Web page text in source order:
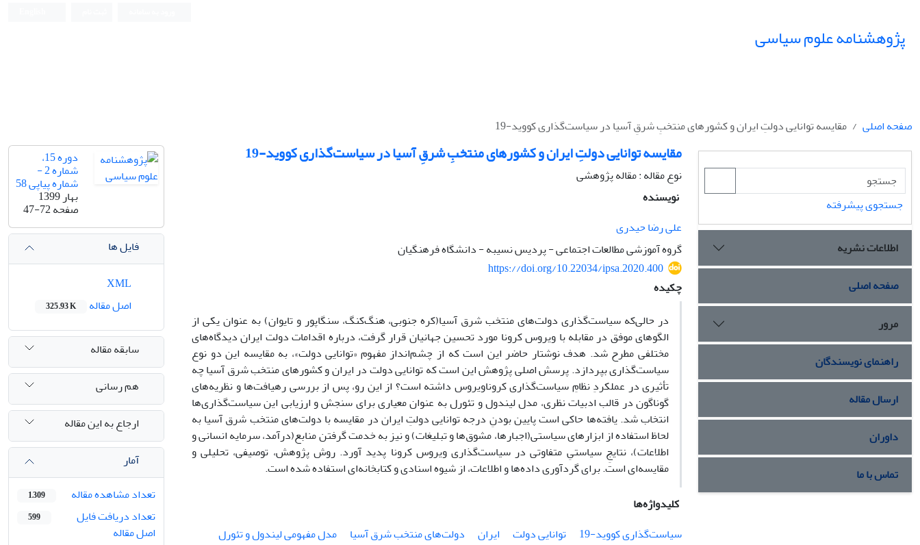
پژوهشنامه علوم سیاسی
صفحه اصلی مقایسه توانایی دولتِ ایران و کشور‌های منتخبِ شرقِ آسیا در سیاست‌گذاری کووید-19
مقایسه توانایی دولتِ ایران و کشور‌های منتخبِ شرقِ آسیا در سیاست‌گذاری کووید-19
نوع مقاله : مقاله پژوهشی
نویسنده
علی رضا حیدری
گروه آموزشی مطالعات اجتماعی - پردیس نسیبه - دانشگاه فرهنگیان
https://doi.org/10.22034/ipsa.2020.400
چکیده
در حالی‌که سیاست‌گذاری دولت‌های منتخب شرق آسیا(کره جنوبی، هنگ‌کنگ، سنگاپور و تایوان) به عنوان یکی از
الگوهای موفق در مقابله با ویروس کرونا مورد تحسین جهانیان قرار گرفت، درباره اقدامات دولت ایران دیدگاه‌های
مختلفی مطرح شد. هدف نوشتار حاضر این است که از چشم‌انداز مفهوم «توانایی دولت»، به مقایسه این دو نوع
سیاست‌گذاری بپردازد. پرسش اصلی پژوهش این است که توانایی دولت در ایران و کشورهای‌ منتخب شرق آسیا چه
تأثیری در عملکردِ نظامِ سیاست‌گذاری کروناویروس داشته است؟ از این رو، پس از بررسی رهیافت‌ها و نظریه‌های
گوناگون در قالب ادبیات نظری، مدل لیندول و تئورل به عنوان معیاری برای سنجش و ارزیابی این سیاست‌گذاری‌ها
انتخاب شد. یافته‌ها حاکی است پایین بودنِ درجه توانایی دولتِ ایران در مقایسه با دولت‌های منتخب شرق آسیا به
لحاظ استفاده از ابزارهای سیاستی(اجبارها، مشوق‌ها و تبلیغات) و نیز به خدمت گرفتن منابع(درآمد، سرمایه انسانی و
اطلاعات)، نتایجِ سیاستیِ متفاوتی در سیاست‌گذاری ویروس کرونا پدید آورد. روش پژوهش، توصیفی، تحلیلی و
مقایسه‌ای است. برای گردآوری داده‌ها و اطلاعات، از شیوه اسنادی و کتابخانه‌ای استفاده شده است.
کلیدواژه‌ها
سیاست‌گذاری کووید-19
توانایی دولت ایران دولت‌های منتخب شرق آسیا
مدل مفهومی لیندول و تئورل
دوره 15،
شماره 2 -
شماره پیاپی 58
بهار 1399
صفحه47-72
فایل ها
اصل مقاله
325.93 K
سابقه مقاله
هم رسانی
ارجاع به این مقاله
آمار
تعداد مشاهده مقاله
1,309
تعداد دریافت فایل
اصل مقاله
599
جستجوی پیشرفته
اطلاعات نشریه
صفحه اصلی
مرور
راهنمای نویسندگان
ارسال مقاله
داوران
تماس با ما